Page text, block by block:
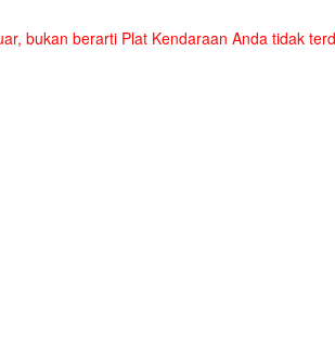
bukan berarti Plat Kendaraan Anda tidak